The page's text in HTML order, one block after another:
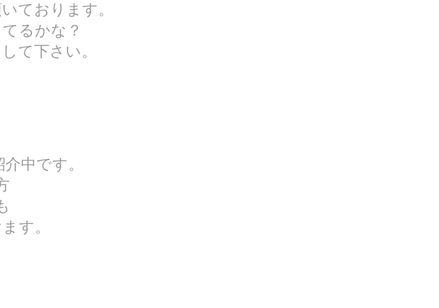
ております。
るかな？
て下さい。
中です。
す。